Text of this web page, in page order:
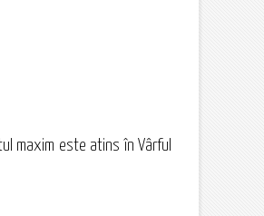
maxim este atins în Vârful